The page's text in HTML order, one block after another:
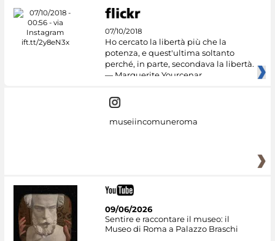
07/10/2018
Ho cercato la libertà più che la
potenza, e quest'ultima soltanto
perché, in parte, secondava la libertà.
— Marguerite Yourcenar
museiincomuneroma
09/06/2026
Sentire e raccontare il museo: il
Museo di Roma a Palazzo Braschi